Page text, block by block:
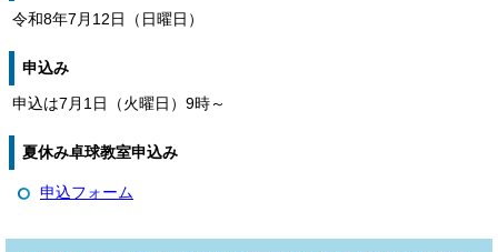
令和8年7月12日（日曜日）
申込み
申込は7月1日（火曜日）9時～
夏休み卓球教室申込み
申込フォーム